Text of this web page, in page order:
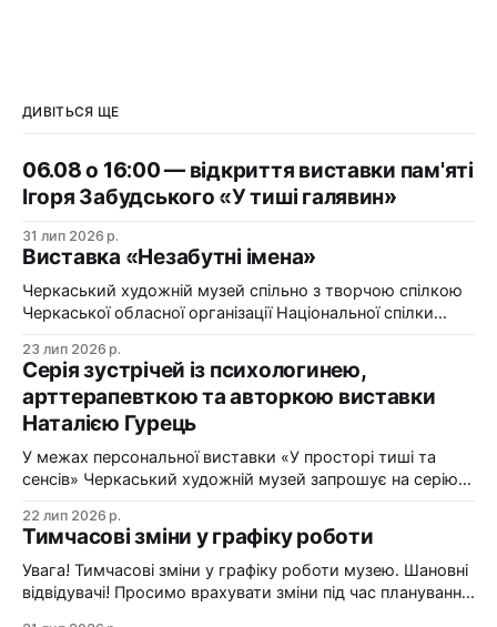
ДИВІТЬСЯ ЩЕ
06.08 о 16:00 — відкриття виставки пам'яті
Ігоря Забудського «У тиші галявин»
31 лип 2026 р.
Виставка «Незабутні імена»
Черкаський художній музей спільно з творчою спілкою
Черкаської обласної організації Національної спілки
імена». Виставка «Незабутні імена» — це мистецька
подорож у творчий спадок художників Черкащини, чий
життєвий шлях вже завершилися, але їх талант і
сьогодні продовжує промовляти до глядача мовою
образів, кольору та форми. До огляду
23 лип 2026 р.
Серія зустрічей із психологинею,
арттерапевткою та авторкою виставки
Наталією Гурець
У межах персональної виставки «У просторі тиші та
сенсів» Черкаський художній музей запрошує на серію
авторкою виставки Наталією Гурець. Протягом
виставки відбудеться цикл подій, у яких мистецтво стає
простором для діалогу, творчого досвіду та
самопізнання. Арттерапевтичні зустрічі з Наталією
22 лип 2026 р.
Тимчасові зміни у графіку роботи
Увага! Тимчасові зміни у графіку роботи музею. Шановні
відвідувачі! Просимо врахувати зміни під час планування